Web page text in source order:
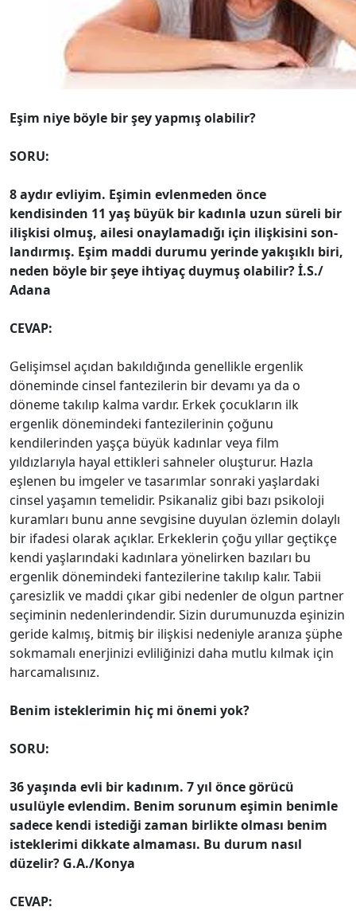
Eşim niye böyle birşey yapmış olabilir?
SORU:
8 aydır evliyim. Eşimin evlenmeden önce
kendisinden 11 yaş büyük bir kadınla uzun süreli bir
ilişkisi olmuş, ailesi onaylamadığı için ilişkisini son­
landırmış. Eşim maddi durumu yerinde yakışıklı biri,
neden böyle bir şeye ihtiyaç duymuş olabilir? İ.S./
Adana
CEVAP:
Gelişimsel açıdan bakıldığında genellikle ergenlik
döneminde cinsel fantezilerin bir devamı ya da o
döneme takılıp kalma var­dır. Erkek çocukların ilk
ergenlik dönemin­deki fantezilerinin çoğunu
kendilerinden yaşça büyük kadınlar veya film
yıldızlarıyla hayal ettikleri sahneler oluşturur. Hazla
eşlenen bu imgeler ve tasarımlar sonraki yaşlardaki
cinsel yaşamın temelidir. Psi­kanaliz gibi bazı psikoloji
kuramları bunu anne sevgisine duyulan özlemin dolaylı
bir ifadesi olarak açıklar. Erkeklerin çoğu yıllar geçtikçe
kendi yaşlarındaki kadınla­ra yönelirken bazıları bu
ergenlik döne­mindeki fantezilerine takılıp kalır. Tabii
çaresizlik ve maddi çıkar gibi nedenler de olgun partner
seçiminin nedenlerindendir. Sizin durumunuzda eşinizin
geride kalmış, bitmiş bir ilişkisi nedeniyle aranıza şüphe
sokmamalı enerjinizi evliliğinizi daha mutlu kılmak için
harcamalısınız.
Benim isteklerimin hiç mi önemi yok?
SORU:
36 yaşında evli bir kadınım. 7 yıl önce görücü
usulüyle evlendim. Benim sorunum eşimin benimle
sadece kendi istediği zaman birlikte olması benim
isteklerimi dikkate almaması. Bu durum nasıl
düzelir? G.A./Konya
CEVAP: